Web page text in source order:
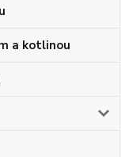
a kotlinou